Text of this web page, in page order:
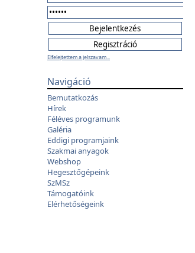
Elfelejtettem a jelszavam...
Navigáció
Bemutatkozás
Hírek
Féléves programunk
Galéria
Eddigi programjaink
Szakmai anyagok
Webshop
Hegesztőgépeink
SzMSz
Támogatóink
Elérhetőségeink